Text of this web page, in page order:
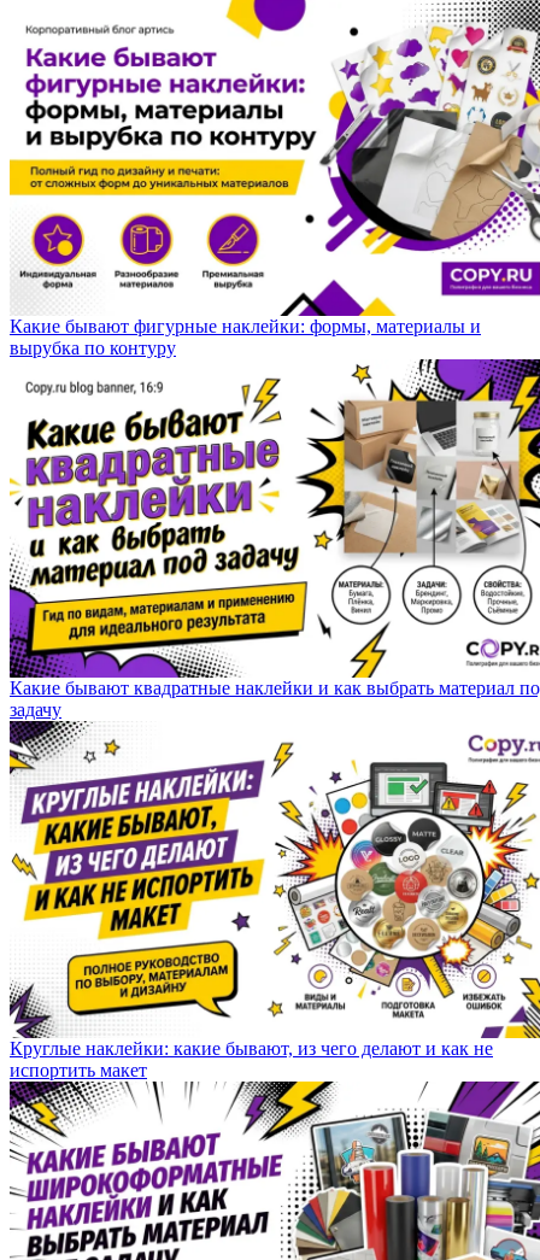
Какие бывают фигурные наклейки: формы, материалы и
вырубка по контуру
Какие бывают квадратные наклейки и как выбрать материал
задачу
Круглые наклейки: какие бывают, из чего делают и как не
испортить макет